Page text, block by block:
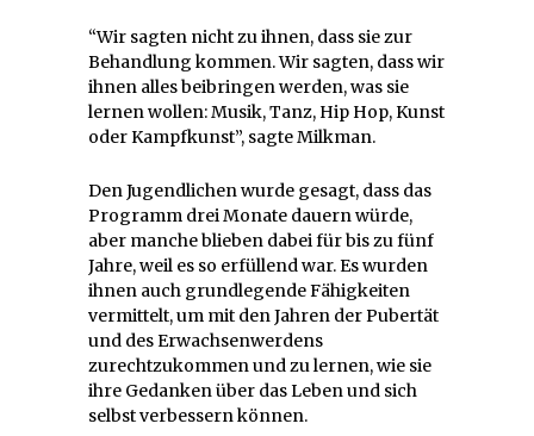
“Wir sagten nicht zu ihnen, dass sie zur
Behandlung kommen. Wir sagten, dass wir
ihnen alles beibringen werden, was sie
lernen wollen: Musik, Tanz, Hip Hop, Kunst
oder Kampfkunst”, sagte Milkman.
Den Jugendlichen wurde gesagt, dass das
Programm drei Monate dauern würde,
aber manche blieben dabei für bis zu fünf
Jahre, weil es so erfüllend war. Es wurden
ihnen auch grundlegende Fähigkeiten
vermittelt, um mit den Jahren der Pubertät
und des Erwachsenwerdens
zurechtzukommen und zu lernen, wie sie
ihre Gedanken über das Leben und sich
selbst verbessern können.